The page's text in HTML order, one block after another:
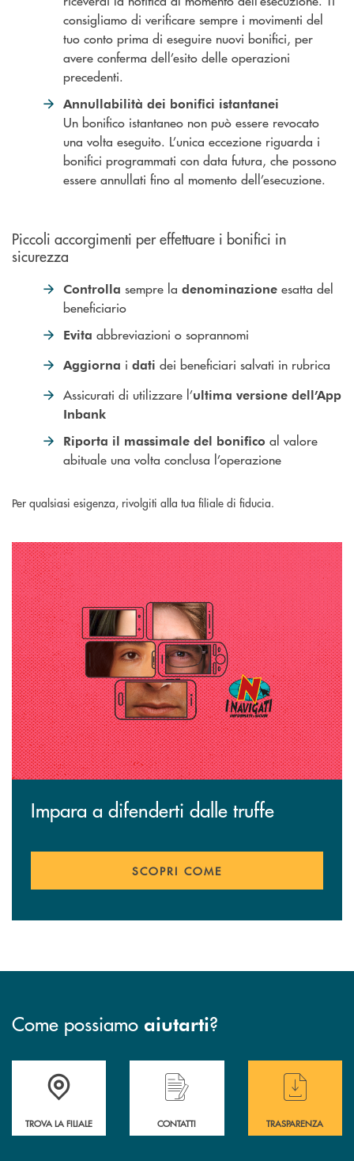
consigliamo di verificare sempre i movimenti del
tuo conto prima di eseguire nuovi bonifici, per
avere conferma dell’esito delle operazioni
precedenti.
Annullabilità dei bonifici istantanei
Un bonifico istantaneo non può essere revocato
una volta eseguito. L’unica eccezione riguarda i
bonifici programmati con data futura, che possono
essere annullati fino al momento dell’esecuzione.
Piccoli accorgimenti per effettuare i bonifici in
sicurezza
Controlla sempre la denominazione esatta del
beneficiario
Evita abbreviazioni o soprannomi
Aggiorna i dati dei beneficiari salvati in rubrica
Assicurati di utilizzare l’ultima versione dell’App
Inbank
Riporta il massimale del bonifico al valore
abituale una volta conclusa l’operazione
Per qualsiasi esigenza, rivolgiti alla tua filiale di fiducia.
Scopri come
Impara a difenderti dalle truffe
SCOPRI COME
Come possiamo aiutarti?
Accedi all' elenco completo delle filiali di BCC Barlassina.
TROVA LA FILIALE
Hai bisogno di assistenza immediata ?
CONTATTI
Hai bisogno di
TRASPARENZA